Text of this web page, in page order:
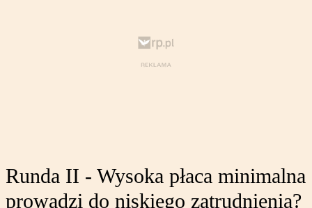
Runda II - Wysoka płaca minimalna
prowadzi do niskiego zatrudnienia?